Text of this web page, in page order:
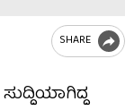
SHARE